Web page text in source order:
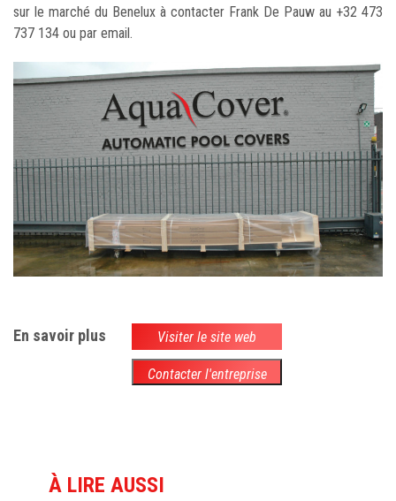
sur le marché du Benelux à contacter Frank De Pauw au +32 473
737 134 ou par email.
En savoir plus Visiter le site web
Contacter l'entreprise
À LIRE AUSSI